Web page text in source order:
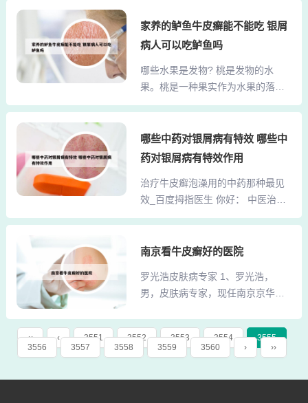
指导，坚持理论与实践的统一，以
“以病人为中心，以疗效为核心”为诊
高度赞誉。3、科研方面，郑州市银
屑病研究所与...
两瓶以早晚喝为佳，也可根据个人
生活习惯在三餐之外的时间喝，但
喝，使牛奶在胃中有较长的停留时
间，这样有利于营养素的全面吸收
和利用。早晨：早晨是许多人选择
天所需的能量和营养。在早餐时喝
牛奶可以帮助激活新陈代谢，为一
的蛋白质、钙和维生素D有助于维持
骨骼健康。早晨喝牛奶还可以...
家养的鲈鱼牛皮癣能不能吃 银屑
病人可以吃鲈鱼吗
哪些水果是发物? 桃是发物的水
果。桃是一种果实作为水果的落叶
小乔木，花可以观赏，果实多汁，
也可以食用。果肉有白色和黄色
的，桃有多种品种，一般果皮有
扁盘状；碧桃是观赏花用桃树，有
多种形式的花瓣。食用菌类：香
菇、蘑菇等虽然营养丰富，但在某
需注意食用后的身体反应。 水果
食用时可能导致湿热内生，影响身
体健康。特别是对于体质偏热的人
群，应适量食用。果类：水果中一
般是糖...
哪些中药对银屑病有特效 哪些中
药对银屑病有特效作用
治疗牛皮癣泡澡用的中药那种最见
效_百度拇指医生 你好： 中医治疗
牛皮癣没有任何副作用。西医治疗
部分的外用药物，或多或少都含有
牛皮癣患者来说，不 但作用有限，
而且长用滥用，还有加重病情的危
砂、决明子、附子（制）、干姜、
桂枝、白术、白芍、黄芪、丹参、
风，润燥止痒。用于血虚风燥所致
南京看牛皮癣好的医院
罗光浩皮肤病专家 1、罗光浩，
男，皮肤病专家，现任南京京华医
中国银屑病研究推广中心副主任、
世界银屑病先进技术交流协会会
员、德国黑尔姆霍尔茨联合会会员
‹‹ ‹ 3551 3552 3553 3554
3555
3556
3557 3558 3559 3560 › ››